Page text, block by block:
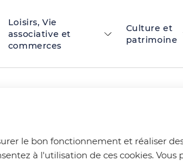
le bon fonctionnement et réaliser
à l'utilisation de ces cookies.
Skip to site map
Loisirs, Vie
associative et
commerces
Culture et
patrimoine
: LES PHOTOS